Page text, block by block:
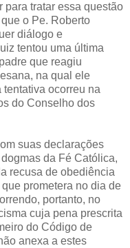
para tratar essa questão
o Pe. Roberto
diálogo e
tentou uma última
que reagiu
na qual ele
ocorreu na
do Conselho dos
suas declarações
da Fé Católica,
recusa de obediência
prometera no dia de
portanto, no
cuja pena prescrita
do Código de
anexa a estes